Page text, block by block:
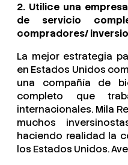
2. Utilice una
de servicio
compradores/
La mejor estrategia
en Estados Unidos
una compañía de
completo que
internacionales. Mila
muchos
haciendo realidad la
los Estados Unidos.